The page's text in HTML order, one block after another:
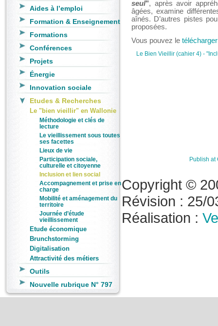
Aides à l’emploi
Formation & Enseignement
Formations
Conférences
Projets
Énergie
Innovation sociale
Etudes & Recherches
Le "bien vieillir" en Wallonie
Méthodologie et clés de
lecture
Le vieillissement sous toutes
ses facettes
Lieux de vie
Participation sociale,
culturelle et citoyenne
Inclusion et lien social
Accompagnement et prise en
charge
Mobilité et aménagement du
territoire
Journée d’étude
vieillissement
Etude économique
Brunchstorming
Digitalisation
Attractivité des métiers
Outils
Nouvelle rubrique N° 797
seul", après avoir
âgées, examine
aînés. D’autres pistes
proposées.
Vous pouvez le télécharger
Le Bien Vieillir (cahier 4) -
Publish at
Copyright ©
Révision : 25/
Réalisation :